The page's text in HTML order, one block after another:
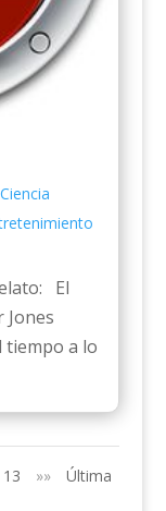
El
tiempo a lo
13 »» Última